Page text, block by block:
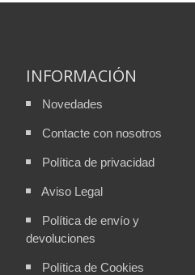
INFORMACIÓN
Novedades
Contacte con nosotros
Política de privacidad
Aviso Legal
Política de envío y
devoluciones
Política de Cookies